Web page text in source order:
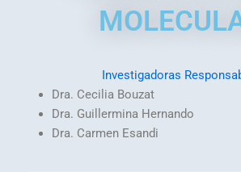
Investigadoras
Dra. Cecilia Bouzat
Dra. Guillermina Hernando
Dra. Carmen Esandi